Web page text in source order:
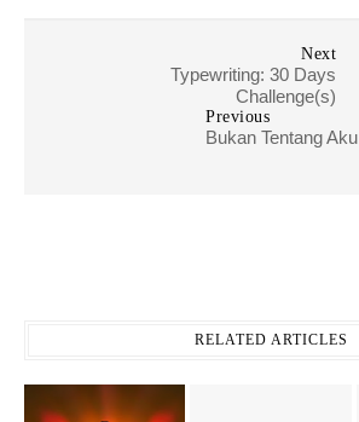
Next
Typewriting: 30 Days
Challenge(s)
Previous
Bukan Tentang Aku
RELATED ARTICLES